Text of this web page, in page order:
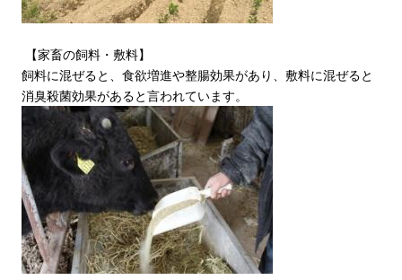
【家畜の飼料・敷料】
飼料に混ぜると、食欲増進や整腸効果があり、敷料に混ぜると
消臭殺菌効果があると言われています。